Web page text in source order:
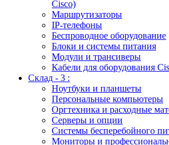
Cisco)
Маршрутизаторы
IP-телефоны
Беспроводное оборудование
Блоки и системы питания
Модули и трансиверы
Кабели для оборудования
Склад - 3 :
Ноутбуки и планшеты
Персональные компьютеры
Оргтехника и расходные
Серверы и опции
Системы бесперебойного
Мониторы и